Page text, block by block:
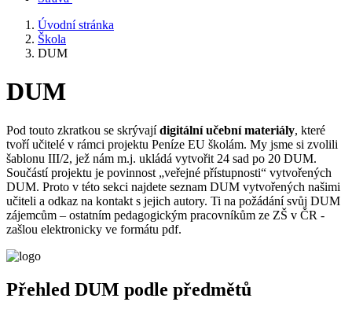
Úvodní stránka
Škola
DUM
DUM
Pod touto zkratkou se skrývajídigitální učební materiály, které
tvoří učitelé v rámci projektu Peníze EU školám. My jsme si zvolili
šablonu III/2, jež nám m.j. ukládá vytvořit 24 sad po 20 DUM.
Součástí projektu je povinnost „veřejné přístupnosti“ vytvořených
DUM. Proto v této sekci najdete seznam DUM vytvořených našimi
učiteli a odkaz na kontakt s jejich autory. Ti na požádání svůj DUM
zájemcům – ostatním pedagogickým pracovníkům ze ZŠ v ČR -
zašlou elektronicky ve formátu pdf.
Přehled DUM podle předmětů